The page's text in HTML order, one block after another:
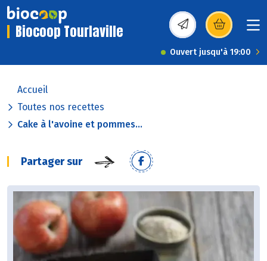
Biocoop Tourlaville (s’ouvre dans une
Ouvert jusqu'à 19:00
Accueil
Toutes nos recettes
Cake à l'avoine et pommes...
Partager sur